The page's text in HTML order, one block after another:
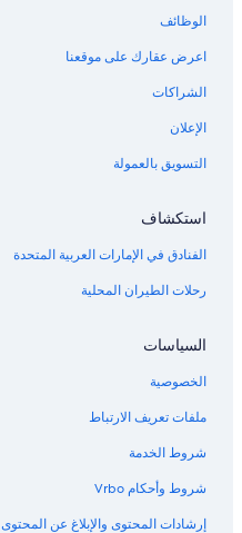
الوظائف
اعرض عقارك على موقعنا
الشراكات
الإعلان
التسويق بالعمولة
استكشاف
الفنادق في الإمارات العربية المتحدة
رحلات الطيران المحلية
السياسات
الخصوصية
ملفات تعريف الارتباط
شروط الخدمة
شروط وأحكام Vrbo
إرشادات المحتوى والإبلاغ عن المحتوى